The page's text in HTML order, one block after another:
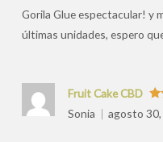
Gorila Glue espectacular! y
últimas unidades, espero
Fruit Cake CBD
Sonia
agosto